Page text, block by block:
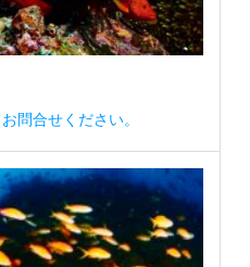
問合せください。